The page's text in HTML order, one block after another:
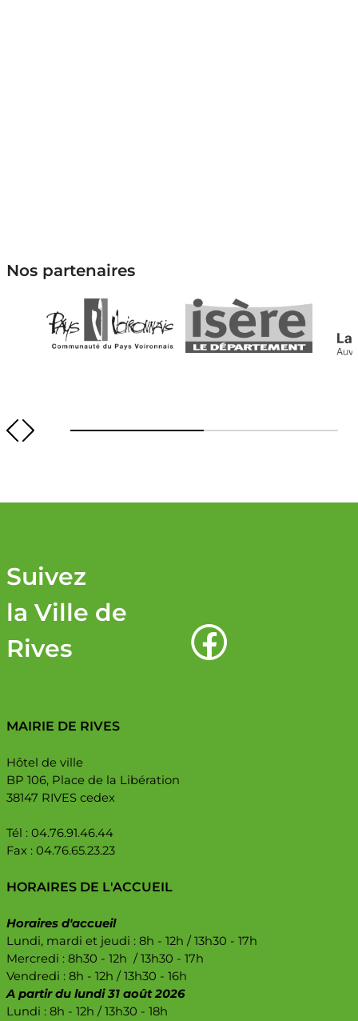
Nos partenaires
Image
Suivez
la Ville de
Rives
MAIRIE DE RIVES
Hôtel de ville
BP 106, Place de la Libération
38147 RIVES cedex
Tél : 04.76.91.46.44
Fax : 04.76.65.23.23
HORAIRES DE L'ACCUEIL
Horaires d'accueil
Lundi, mardi et jeudi : 8h - 12h / 13h30 - 17h
Mercredi : 8h30 - 12h / 13h30 - 17h
Vendredi : 8h - 12h / 13h30 - 16h
A partir du lundi 31 août 2026
Lundi : 8h - 12h / 13h30 - 18h